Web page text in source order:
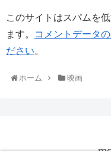
このサイトはスパムを
ます。
コメントデータ
ださい。
ホーム 映画